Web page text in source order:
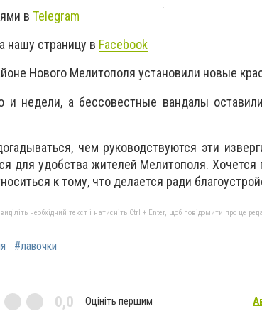
в Telegram
нашу страницу в Facebook
Нового Мелитополя установили новые
и недели, а бессовестные вандалы
чем руководствуются эти
для удобства жителей Мелитополя. Хочется
к тому, что делается ради
необхідний текст і натисніть Ctrl + Enter, щоб повідомити про це
#лавочки
0,0 Оцініть першим